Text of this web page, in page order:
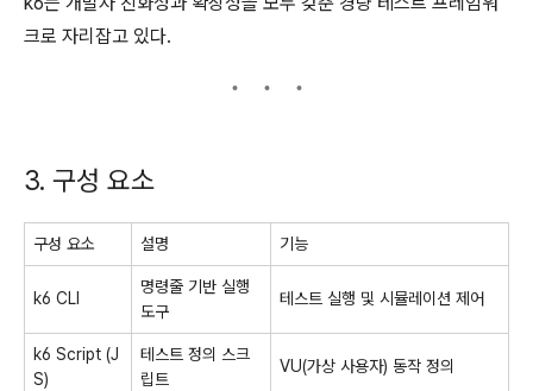
크로 자리잡고 있다.
3. 구성 요소
구성 요소 설명 기능
k6 CLI
명령줄 기반 실행
도구
테스트 실행 및 시뮬레이션 제어
k6 Script (J
S)
테스트 정의 스크
립트
VU(가상 사용자) 동작 정의